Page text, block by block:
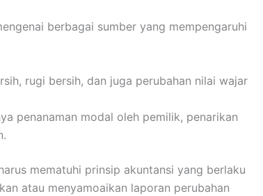
berbagai sumber yang mempengaruhi
rugi bersih, dan juga perubahan nilai wajar
penanaman modal oleh pemilik, penarikan
mematuhi prinsip akuntansi yang berlaku
atau menyamoaikan laporan perubahan